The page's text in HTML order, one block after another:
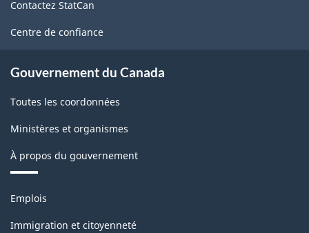
ce
site
Contactez StatCan
Centre de confiance
Gouvernement du Canada
Toutes les coordonnées
Ministères et organismes
À propos du gouvernement
Thèmes
sujets
Emplois
Immigration et citoyenneté